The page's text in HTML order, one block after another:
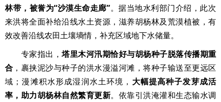
林带，被誉为“沙漠生命走廊”。据当地水利部门介绍，此次
来洪将全面补给沿线水土资源，滋养胡杨林及荒漠植被，有
效改善沿线农田土壤墒情，补充区域地下水储量。
专家指出，塔里木河汛期恰好与胡杨种子脱落传播期重
合 ，裹挟泥沙与种子的洪水漫溢河滩，将种子输送至更远区
域；漫滩积水形成湿润水土环境， 大幅提高种子发芽成活
率，助力胡杨林自然繁育更新。依靠引洪淹灌和生态输水调